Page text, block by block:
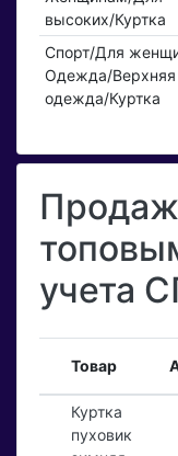
высоких/Куртка
Спорт/Для
Одежда/Верхняя
одежда/Куртка
учета
Товар
Куртка
пуховик